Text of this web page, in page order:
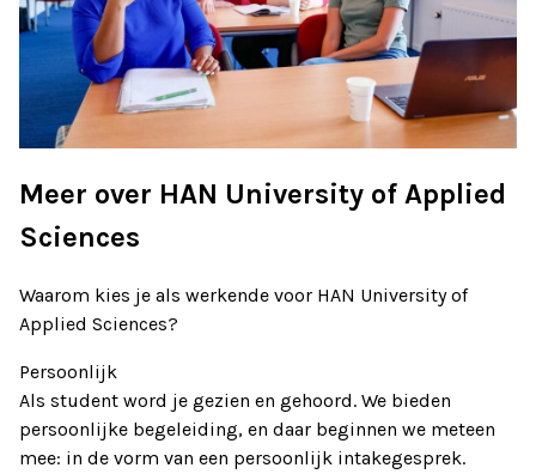
Meer over HAN University of Applied
Sciences
Waarom kies je als werkende voor HAN University of
Applied Sciences?
Persoonlijk
Als student word je gezien en gehoord. We bieden
persoonlijke begeleiding, en daar beginnen we meteen
mee: in de vorm van een persoonlijk intakegesprek.